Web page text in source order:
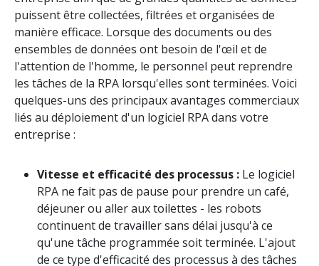
puissent être collectées, filtrées et organisées de
manière efficace. Lorsque des documents ou des
ensembles de données ont besoin de l'œil et de
l'attention de l'homme, le personnel peut reprendre
les tâches de la RPA lorsqu'elles sont terminées. Voici
quelques-uns des principaux avantages commerciaux
liés au déploiement d'un logiciel RPA dans votre
entreprise :
Vitesse et efficacité des processus : Le logiciel
RPA ne fait pas de pause pour prendre un café,
déjeuner ou aller aux toilettes - les robots
continuent de travailler sans délai jusqu'à ce
qu'une tâche programmée soit terminée. L'ajout
de ce type d'efficacité des processus à des tâches